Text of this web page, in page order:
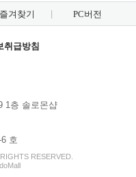
즐겨찾기 PC버전
취급방침
1층 솔로몬샵
호
RESERVED.
Mall